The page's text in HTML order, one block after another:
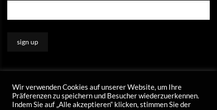
Wir verwenden Cookies auf unserer Website, um Ihre
Präferenzen zu speichern und Besucher wiederzuerkennen.
Indem Sie auf „Alle akzeptieren“ klicken, stimmen Sie der